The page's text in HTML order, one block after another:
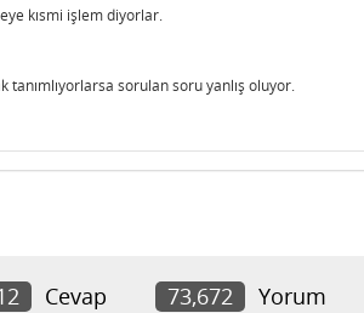
kısmi işlem diyorlar.
tanımlıyorlarsa sorulan soru yanlış oluyor.
Cevap 73,672 Yorum